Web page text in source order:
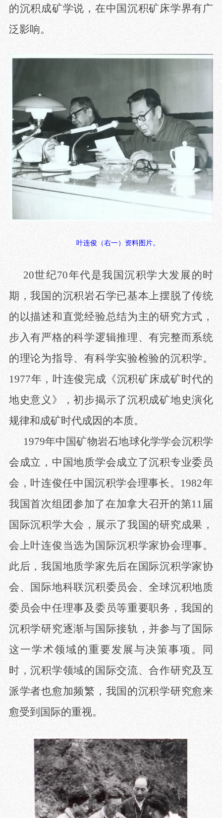
的沉积成矿学说，在中国沉积矿床学界有广
泛影响。
叶连俊（右一）资料图片。
20世纪70年代是我国沉积学大发展的时
期，我国的沉积岩石学已基本上摆脱了传统
的以描述和直觉经验总结为主的研究方式，
步入有严格的科学逻辑推理、有完整而系统
的理论为指导、有科学实验检验的沉积学。
1977年，叶连俊完成《沉积矿床成矿时代的
地史意义》，初步揭示了沉积成矿地史演化
规律和成矿时代成因的本质。
1979年中国矿物岩石地球化学学会沉积学
会成立，中国地质学会成立了沉积专业委员
会，叶连俊任中国沉积学会理事长。1982年
我国首次组团参加了在加拿大召开的第11届
国际沉积学大会，展示了我国的研究成果，
会上叶连俊当选为国际沉积学家协会理事。
此后，我国地质学家先后在国际沉积学家协
会、国际地科联沉积委员会、全球沉积地质
委员会中任理事及委员等重要职务，我国的
沉积学研究逐渐与国际接轨，并参与了国际
这一学术领域的重要发展与决策事项。同
时，沉积学领域的国际交流、合作研究及互
派学者也愈加频繁，我国的沉积学研究愈来
愈受到国际的重视。